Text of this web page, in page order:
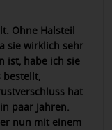
Ohne Halsteil
sie wirklich sehr
ist, habe ich sie
bestellt,
hat
paar Jahren.
nun mit einem